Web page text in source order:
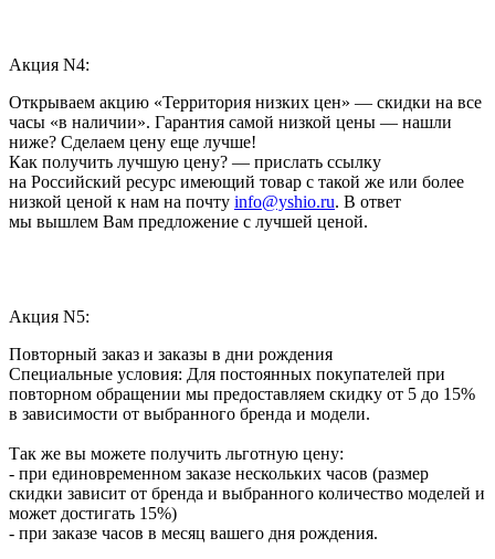
Акция N4:
Открываем акцию «Территория низких цен» — скидки на все
часы «в наличии». Гарантия самой низкой цены — нашли
ниже? Сделаем цену еще лучше!
Как получить лучшую цену? — прислать ссылку
на Российский ресурс имеющий товар с такой же или более
низкой ценой к нам на почту info@yshio.ru. В ответ
мы вышлем Вам предложение с лучшей ценой.
Акция N5:
Повторный заказ и заказы в дни рождения
Специальные условия: Для постоянных покупателей при
повторном обращении мы предоставляем скидку от 5 до 15%
в зависимости от выбранного бренда и модели.
Так же вы можете получить льготную цену:
- при единовременном заказе нескольких часов (размер
скидки зависит от бренда и выбранного количество моделей и
может достигать 15%)
- при заказе часов в месяц вашего дня рождения.